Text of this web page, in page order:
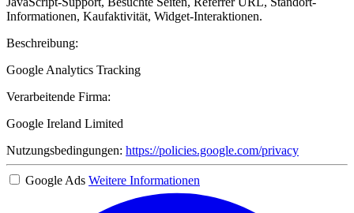
Informationen, Kaufaktivität, Widget-Interaktionen.
Beschreibung:
Google Analytics Tracking
Verarbeitende Firma:
Google Ireland Limited
Nutzungsbedingungen: https://policies.google.com/privacy
Google Ads Weitere Informationen